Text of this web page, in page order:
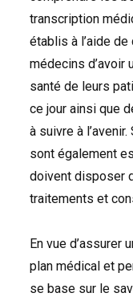
transcription
établis à l’aide
médecins d’avoir
santé de leurs
ce jour ainsi que
à suivre à
sont également
doivent disposer
traitements et
En vue d’assurer
plan médical et
se base sur le